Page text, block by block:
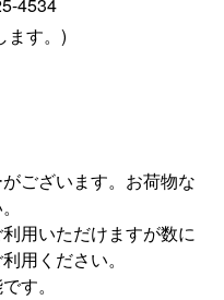
4534
ます。)
ございます。お荷物な
用いただけますが数に
用ください。
す。